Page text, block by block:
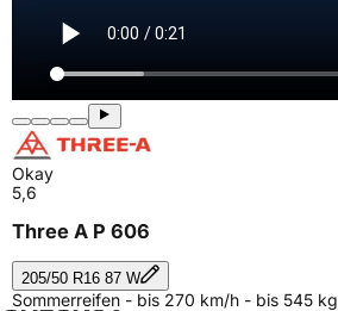
Okay
5,6
Three A P 606
205/50 R16 87 W
Sommerreifen - bis 270 km/h - bis 545 kg